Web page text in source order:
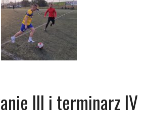
III i terminarz IV